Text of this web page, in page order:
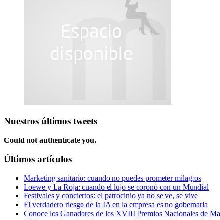
Nuestros últimos tweets
Could not authenticate you.
Últimos artículos
Marketing sanitario: cuando no puedes prometer milagros
Loewe y La Roja: cuando el lujo se coronó con un Mundial
Festivales y conciertos: el patrocinio ya no se ve, se vive
El verdadero riesgo de la IA en la empresa es no gobernarla
Conoce los Ganadores de los XVIII Premios Nacionales de